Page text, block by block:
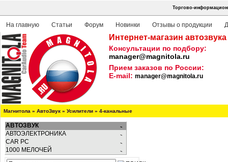
Торгово-
На главную Статьи Форум Новинки Отзывы о продукции
Интернет-магазин
Консультации по подбору:
manager@magnitola.ru
Прием заказов по России:
E-mail: manager@magnitola.ru
Магнитола » АвтоЗвук » Усилители » 4-канальные
АВТОЗВУК
АВТОЭЛЕКТРОНИКА
CAR PC
1000 МЕЛОЧЕЙ